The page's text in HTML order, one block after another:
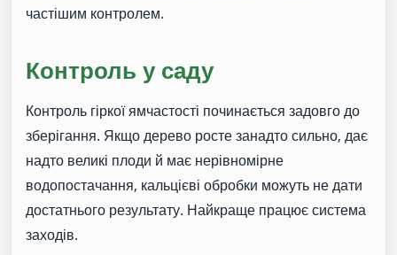
частішим контролем.
Контроль у саду
Контроль гіркої ямчастості починається задовго до
зберігання. Якщо дерево росте занадто сильно, дає
надто великі плоди й має нерівномірне
водопостачання, кальцієві обробки можуть не дати
достатнього результату. Найкраще працює система
заходів.